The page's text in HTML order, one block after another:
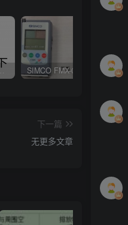
ESD技术人员工资2K以下，你相信吗？ SIMCO FMX-003/004测试仪器真假辨别
下一篇
无更多文章